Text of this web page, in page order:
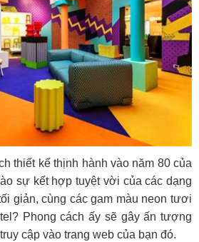
thiết kế thịnh hành vào năm 80 của
sự kết hợp tuyệt vời của các dạng
giản, cùng các gam màu neon tươi
Phong cách ấy sẽ gây ấn tượng
cập vào trang web của bạn đó.